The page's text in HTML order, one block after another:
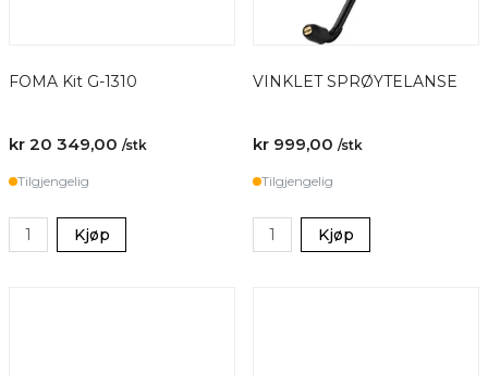
FOMA Kit G-1310
kr 20 349,00 /stk
Tilgjengelig
Kjøp
VINKLET SPRØYTELANSE
kr 999,00 /stk
Tilgjengelig
Kjøp